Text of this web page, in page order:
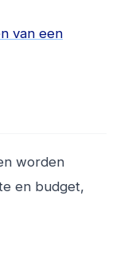
van een
worden
en budget,